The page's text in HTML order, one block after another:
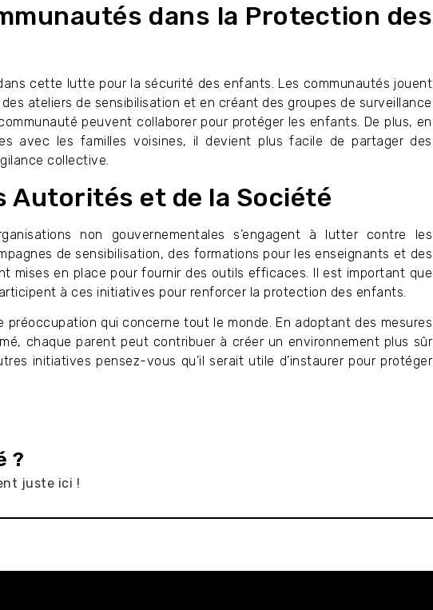
dans la Protection des
cette lutte pour la sécurité des enfants. Les communautés jouent
ateliers de sensibilisation et en créant des groupes de surveillance
peuvent collaborer pour protéger les enfants. De plus, en
avec les familles voisines, il devient plus facile de partager des
collective.
Autorités et de la Société
non gouvernementales s’engagent à lutter contre les
de sensibilisation, des formations pour les enseignants et des
mises en place pour fournir des outils efficaces. Il est important que
à ces initiatives pour renforcer la protection des enfants.
qui concerne tout le monde. En adoptant des mesures
chaque parent peut contribuer à créer un environnement plus sûr
initiatives pensez-vous qu’il serait utile d’instaurer pour protéger
?
juste ici !